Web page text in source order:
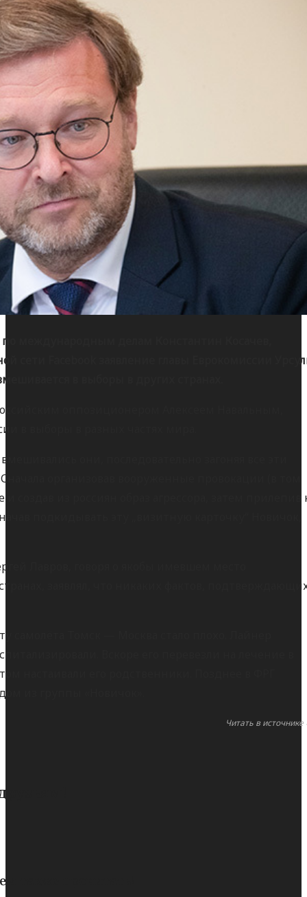
международным делам Константин Косачев,
сети Facebook заявление главы Еврокомиссии
в выборы в других странах.
оппозиционером Алексеем Навальным,
в выборы в разных частях мира.
они, последовательно загоняя все эти
организовав вооруженные провокации (в том
создав из россиян образ агрессора, затем прилепив
подкидывать эту „визитную карточку“ Новичок,
Лавров, говоря о якобы имевшем место
заявлял, что никаких фактов,
самолёта Томск — Москва стало плохо. Лайнер
Вскоре его перевезли на лечение в
настаивали его родственники. Позднее в ФРГ
из группы «Новичок».
Читать в источнике
также прочитать!